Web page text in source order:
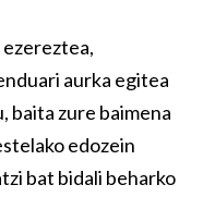
aurka egitea
baita zure baimena
edozein
bat bidali beharko